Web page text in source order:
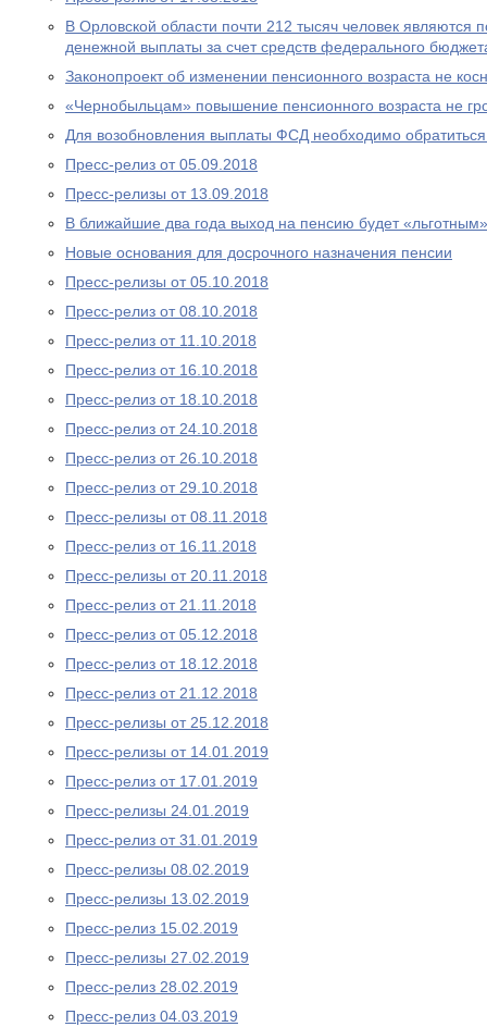
В Орловской области почти 212 тысяч человек являются
денежной выплаты за счет средств федерального
Законопроект об изменении пенсионного возраста не
«Чернобыльцам» повышение пенсионного возраста не
Для возобновления выплаты ФСД необходимо
Пресс-релиз от 05.09.2018
Пресс-релизы от 13.09.2018
В ближайшие два года выход на пенсию будет «льготным»
Новые основания для досрочного назначения пенсии
Пресс-релизы от 05.10.2018
Пресс-релиз от 08.10.2018
Пресс-релиз от 11.10.2018
Пресс-релиз от 16.10.2018
Пресс-релиз от 18.10.2018
Пресс-релиз от 24.10.2018
Пресс-релиз от 26.10.2018
Пресс-релиз от 29.10.2018
Пресс-релизы от 08.11.2018
Пресс-релиз от 16.11.2018
Пресс-релизы от 20.11.2018
Пресс-релиз от 21.11.2018
Пресс-релиз от 05.12.2018
Пресс-релиз от 18.12.2018
Пресс-релиз от 21.12.2018
Пресс-релизы от 25.12.2018
Пресс-релизы от 14.01.2019
Пресс-релиз от 17.01.2019
Пресс-релизы 24.01.2019
Пресс-релиз от 31.01.2019
Пресс-релизы 08.02.2019
Пресс-релизы 13.02.2019
Пресс-релиз 15.02.2019
Пресс-релизы 27.02.2019
Пресс-релиз 28.02.2019
Пресс-релиз 04.03.2019